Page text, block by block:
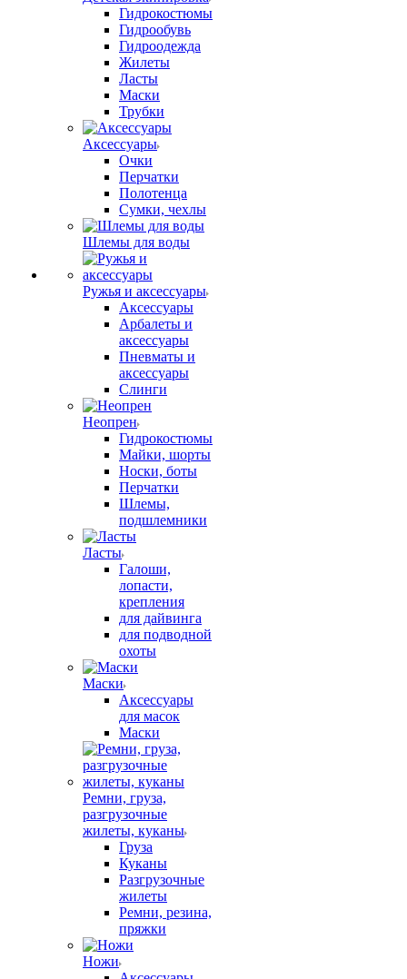
Гидрокостюмы
Гидрообувь
Гидроодежда
Жилеты
Ласты
Маски
Трубки
Аксессуары
Очки
Перчатки
Полотенца
Сумки, чехлы
Шлемы для воды
Ружья и аксессуары
Аксессуары
Арбалеты и
аксессуары
Пневматы и
аксессуары
Слинги
Неопрен
Гидрокостюмы
Майки, шорты
Носки, боты
Перчатки
Шлемы,
подшлемники
Ласты
Галоши,
лопасти,
крепления
для дайвинга
для подводной
охоты
Маски
Аксессуары
для масок
Маски
Ремни, груза,
разгрузочные
жилеты, куканы
Груза
Куканы
Разгрузочные
жилеты
Ремни, резина,
пряжки
Ножи